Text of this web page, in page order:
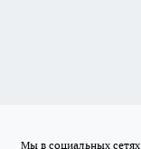
Мы в социальных сетях